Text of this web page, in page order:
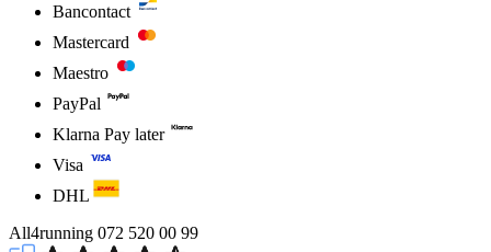
Bancontact
Mastercard
Maestro
PayPal
Klarna Pay later
Visa
DHL
All4running 072 520 00 99